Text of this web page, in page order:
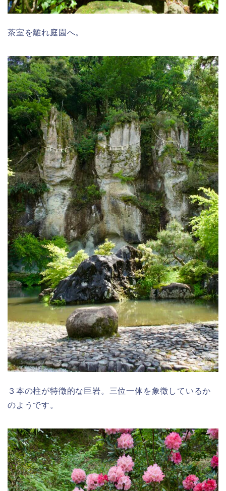
茶室を離れ庭園へ。
３本の柱が特徴的な巨岩。三位一体を象徴しているか
のようです。